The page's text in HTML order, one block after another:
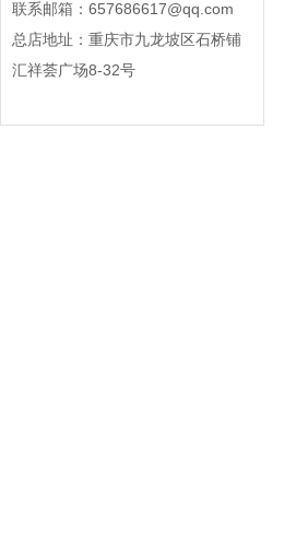
联系邮箱：657686617@qq.com
总店地址：重庆市九龙坡区石桥铺
汇祥荟广场8-32号